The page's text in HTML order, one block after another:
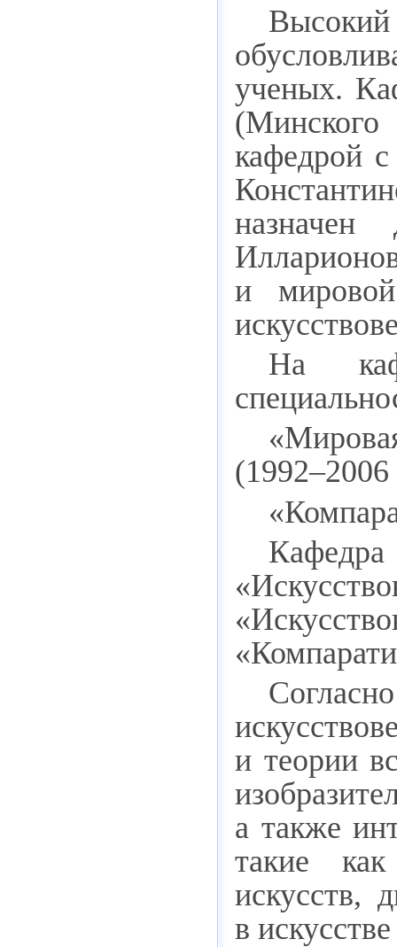
ученых.
кафедрой
назначен
и мировой
На
(1992–2006
и теории
а также
такие
искусств,
в